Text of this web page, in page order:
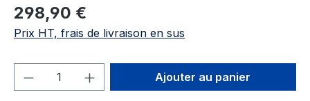
Prix régulier :
298,90 €
Prix HT, frais de livraison en sus
Quantité de produit : Entrez la
Ajouter au panier